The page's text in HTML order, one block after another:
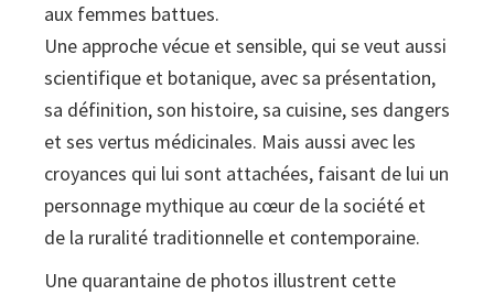
aux femmes battues.
Une approche vécue et sensible, qui se veut aussi
scien­tifique et botanique, avec sa présentation,
sa définition, son histoire, sa cuisine, ses dangers
et ses vertus médicinales. Mais aussi avec les
croyances qui lui sont attachées, faisant de lui un
personnage mythique au cœur de la société et
de la ruralité traditionnelle et contemporaine.
Une quarantaine de photos illustrent cette